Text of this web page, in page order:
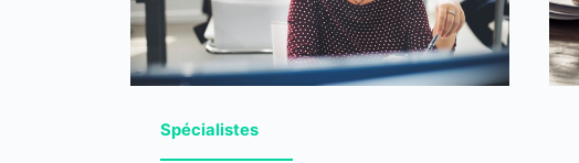
Spécialistes